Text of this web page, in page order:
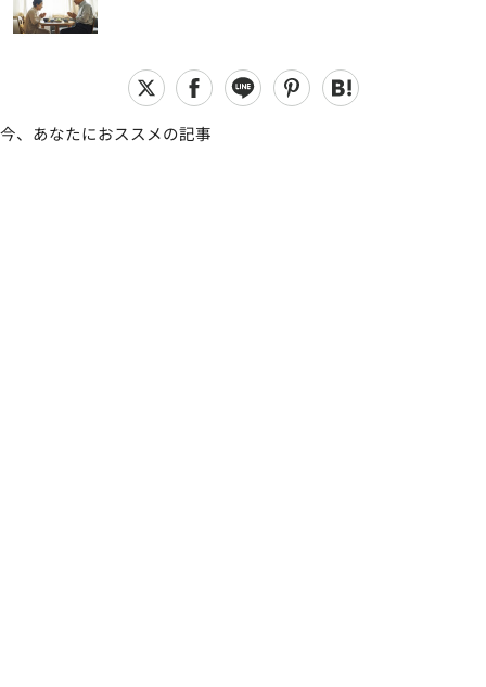
今、あなたにおススメの記事